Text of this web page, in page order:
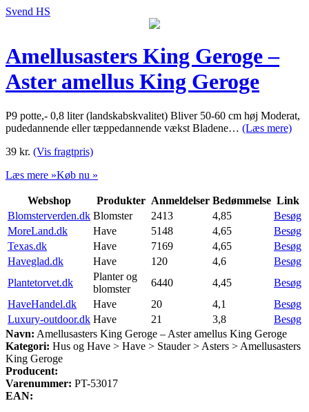
Svend HS
Amellusasters King Geroge –
Aster amellus King Geroge
P9 potte,- 0,8 liter (landskabskvalitet) Bliver 50-60 cm høj Moderat,
pudedannende eller tæppedannende vækst Bladene… (Læs mere)
39 kr. (Vis fragtpris)
Læs mere »Køb nu »
Webshop Produkter Anmeldelser Bedømmelse Link
Blomsterverden.dk Blomster 2413 4,85
Besøg
MoreLand.dk
Have 5148 4,65
Besøg
Texas.dk
Have 7169 4,65
Besøg
Haveglad.dk
Have 120 4,6
Besøg
Plantetorvet.dk
Planter og
blomster
6440 4,45
Besøg
HaveHandel.dk
Have 20 4,1
Besøg
Luxury-outdoor.dk Have 21 3,8
Besøg
Navn: Amellusasters King Geroge – Aster amellus King Geroge
Kategori: Hus og Have > Have > Stauder > Asters > Amellusasters
King Geroge
Producent:
Varenummer: PT-53017
EAN: